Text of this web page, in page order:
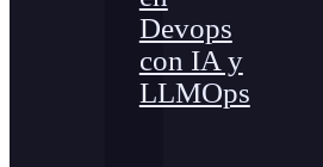
Devops
con IA y
LLMOps